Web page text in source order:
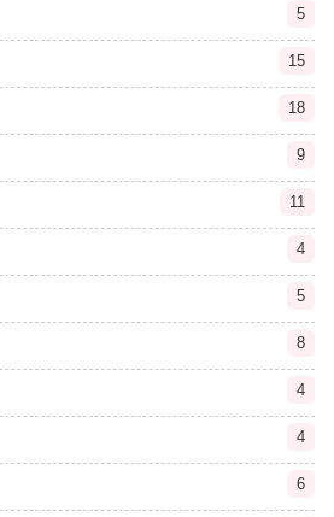
5
15
18
9
11
4
5
8
4
4
6